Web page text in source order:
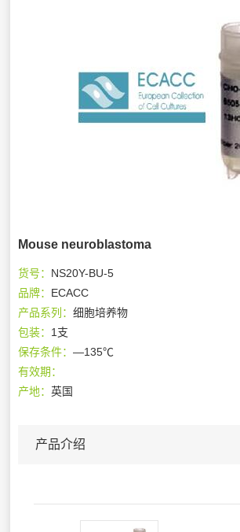
Mouse neuroblastoma
货号： NS20Y-BU-5
品牌： ECACC
产品系列：细胞培养物
包装： 1支
保存条件：—135℃
有效期：
产地：英国
产品介绍